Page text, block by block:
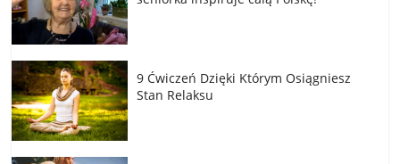
9 Ćwiczeń Dzięki Którym Osiągniesz
Stan Relaksu